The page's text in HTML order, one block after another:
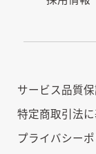
サービス品質保
特定商取引法
プライバシー